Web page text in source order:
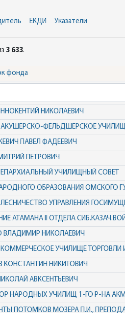
ЕКДИ Указатели
3 633.
фонда
НИКОЛАЕВИЧ
ФЕЛЬДШЕРСКОЕ
ПАВЕЛ ФАДЕЕВИЧ
ПЕТРОВИЧ
УЧИЛИЩНЫЙ СОВЕТ
ОБРАЗОВАНИЯ ОМСКОГО
УПРАВЛЕНИЯ
АТАМАНА II ОТДЕЛА
ВЛАДИМИР НИКОЛАЕВИЧ
УЧИЛИЩЕ
КОНСТАНТИН НИКИТОВИЧ
АВКСЕНТЬЕВИЧ
НАРОДНЫХ УЧИЛИЩ 1-ГО Р-НА
ПОТОМКОВ МОЗЕРА П.И.,